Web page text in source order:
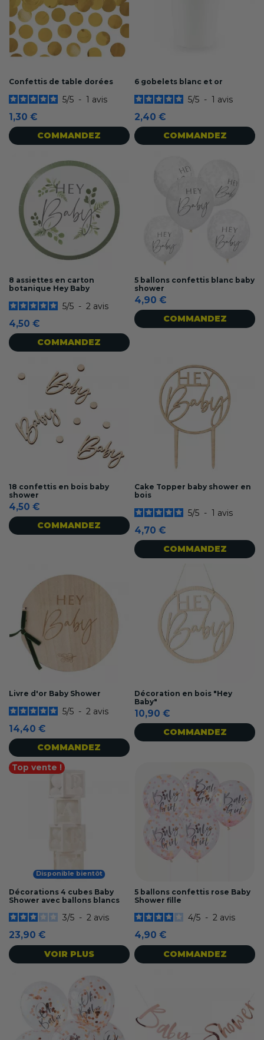
Confettis de table dorées
5/5 - 1 avis
1,30 €
COMMANDEZ
6 gobelets blanc et or
5/5 - 1 avis
2,40 €
COMMANDEZ
8 assiettes en carton
botanique Hey Baby
5/5 - 2 avis
4,50 €
COMMANDEZ
5 ballons confettis blanc baby
shower
4,90 €
COMMANDEZ
18 confettis en bois baby
shower
4,50 €
COMMANDEZ
Cake Topper baby shower en
bois
5/5 - 1 avis
4,70 €
COMMANDEZ
Livre d'or Baby Shower
5/5 - 2 avis
14,40 €
COMMANDEZ
Décoration en bois "Hey
Baby"
10,90 €
COMMANDEZ
Top vente !
Disponible bientôt
Décorations 4 cubes Baby
Shower avec ballons blancs
3/5 - 2 avis
23,90 €
VOIR PLUS
5 ballons confettis rose Baby
Shower fille
4/5 - 2 avis
4,90 €
COMMANDEZ